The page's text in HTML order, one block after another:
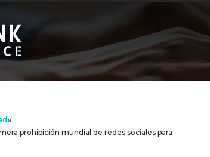
»
prohibición mundial de redes sociales para